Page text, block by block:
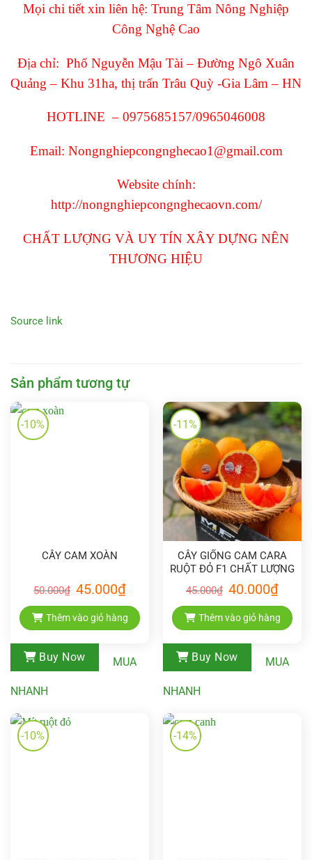
Mọi chi tiết xin liên hệ: Trung Tâm Nông Nghiệp
Công Nghệ Cao
Địa chỉ: Phố Nguyễn Mậu Tài – Đường Ngô Xuân
Quảng – Khu 31ha, thị trấn Trâu Quỳ -Gia Lâm – HN
HOTLINE – 0975685157/0965046008
Email: Nongnghiepcongnghecao1@gmail.com
Website chính:
http://nongnghiepcongnghecaovn.com/
CHẤT LƯỢNG VÀ UY TÍN XÂY DỰNG NÊN
THƯƠNG HIỆU
Source link
Sản phẩm tương tự
-10%
CÂY CAM XOÀN
50.000₫
Giá
gốc
là:
50.000₫.
45.000₫Giá
hiện
tại
là:
45.000₫.
Thêm vào giỏ hàng
Buy Now MUA
NHANH
-11%
CÂY GIỐNG CAM CARA
RUỘT ĐỎ F1 CHẤT LƯỢNG
CAO
45.000₫
Giá
gốc
là:
45.000₫.
40.000₫Giá
hiện
tại
là:
Thêm vào giỏ hàng
Buy Now MUA
NHANH
-10% -14%